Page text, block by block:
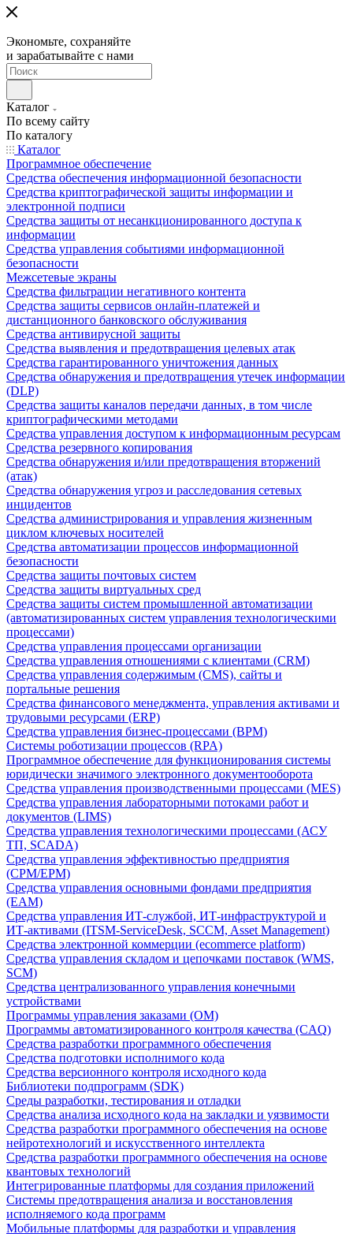
Экономьте, сохраняйте
и зарабатывайте с нами
Каталог
По всему сайту
По каталогу
Каталог
Программное обеспечение
Средства обеспечения информационной безопасности
Средства криптографической защиты информации и
электронной подписи
Средства защиты от несанкционированного доступа к
информации
Средства управления событиями информационной
безопасности
Межсетевые экраны
Средства фильтрации негативного контента
Средства защиты сервисов онлайн-платежей и
дистанционного банковского обслуживания
Средства антивирусной защиты
Средства выявления и предотвращения целевых атак
Средства гарантированного уничтожения данных
Средства обнаружения и предотвращения утечек информации
(DLP)
Средства защиты каналов передачи данных, в том числе
криптографическими методами
Средства управления доступом к информационным ресурсам
Средства резервного копирования
Средства обнаружения и/или предотвращения вторжений
(атак)
Средства обнаружения угроз и расследования сетевых
инцидентов
Средства администрирования и управления жизненным
циклом ключевых носителей
Средства автоматизации процессов информационной
безопасности
Средства защиты почтовых систем
Средства защиты виртуальных сред
Средства защиты систем промышленной автоматизации
(автоматизированных систем управления технологическими
процессами)
Средства управления процессами организации
Средства управления отношениями с клиентами (CRM)
Средства управления содержимым (CMS), сайты и
портальные решения
Средства финансового менеджмента, управления активами и
трудовыми ресурсами (ERP)
Средства управления бизнес-процессами (BPM)
Системы роботизации процессов (RPA)
Программное обеспечение для функционирования системы
юридически значимого электронного документооборота
Средства управления производственными процессами (MES)
Средства управления лабораторными потоками работ и
документов (LIMS)
Средства управления технологическими процессами (АСУ
ТП, SCADA)
Средства управления эффективностью предприятия
(CPM/EPM)
Средства управления основными фондами предприятия
(EAM)
Средства управления ИТ-службой, ИТ-инфраструктурой и
ИТ-активами (ITSM-ServiceDesk, SCCM, Asset Management)
Средства электронной коммерции (ecommerce platform)
Средства управления складом и цепочками поставок (WMS,
SCM)
Средства централизованного управления конечными
устройствами
Программы управления заказами (OM)
Программы автоматизированного контроля качества (CAQ)
Средства разработки программного обеспечения
Средства подготовки исполнимого кода
Средства версионного контроля исходного кода
Библиотеки подпрограмм (SDK)
Среды разработки, тестирования и отладки
Средства анализа исходного кода на закладки и уязвимости
Средства разработки программного обеспечения на основе
нейротехнологий и искусственного интеллекта
Средства разработки программного обеспечения на основе
квантовых технологий
Интегрированные платформы для создания приложений
Системы предотвращения анализа и восстановления
исполняемого кода программ
Мобильные платформы для разработки и управления